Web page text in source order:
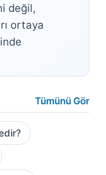
değil,
ortaya
Tümünü Gör